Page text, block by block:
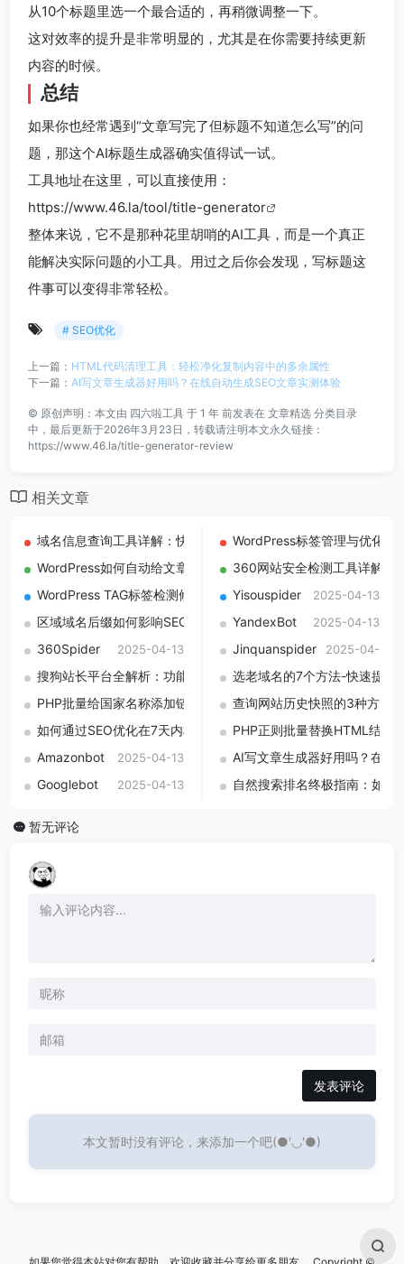
从10个标题里选一个最合适的，再稍微调整一下。
这对效率的提升是非常明显的，尤其是在你需要持续更新
内容的时候。
总结
如果你也经常遇到“文章写完了但标题不知道怎么写”的问
题，那这个AI标题生成器确实值得试一试。
工具地址在这里，可以直接使用：
https://www.46.la/tool/title-generator
整体来说，它不是那种花里胡哨的AI工具，而是一个真正
能解决实际问题的小工具。用过之后你会发现，写标题这
件事可以变得非常轻松。
# SEO优化
上一篇： HTML代码清理工具：轻松净化复制内容中的多余属性
下一篇： AI写文章生成器好用吗？在线自动生成SEO文章实测体验
© 原创声明：本文由 四六啦工具 于 1 年 前发表在 文章精选 分类目录
中，最后更新于2026年3月23日，转载请注明本文永久链接：
https://www.46.la/title-generator-review
相关文章
域名信息查询工具详解：快速查看注册人、时间与服务器 2025-
WordPress标签管理与优化
WordPress如何自动给文章链接添加class属性（外链external实
360网站安全检测工具详解 –
WordPress TAG标签检测修正插件：一键清理无效标签，提升网
Yisouspider 2025-04-13
区域域名后缀如何影响SEO？我的亲测分析与建议总结 2025-
YandexBot 2025-04-13
360Spider 2025-04-13 Jinquanspider 2025-04-13
搜狗站长平台全解析：功能、SEO优化价值与实战指南 2025-
选老域名的7个方法-快速提升
PHP批量给国家名称添加链接教程-自动匹配国家名称并替换
查询网站历史快照的3种方法
如何通过SEO优化在7天内将关键词排名提升至首页
2025-04-25
PHP正则批量替换HTML结构
Amazonbot
2025-04-13
AI写文章生成器好用吗？在线
Googlebot
2025-04-13 自然搜索排名终极指南：如何
暂无评论
发表评论
本文暂时没有评论，来添加一个吧(●'◡'●)